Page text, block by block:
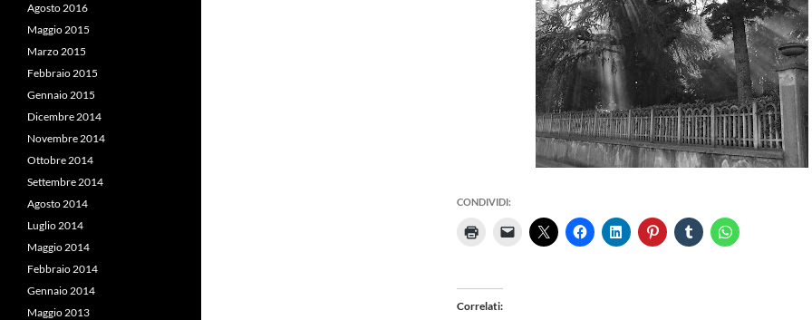
CONDIVIDI:
Correlati
Agosto 2016
Maggio 2015
Marzo 2015
Febbraio 2015
Gennaio 2015
Dicembre 2014
Novembre 2014
Ottobre 2014
Settembre 2014
Agosto 2014
Luglio 2014
Maggio 2014
Febbraio 2014
Gennaio 2014
Maggio 2013